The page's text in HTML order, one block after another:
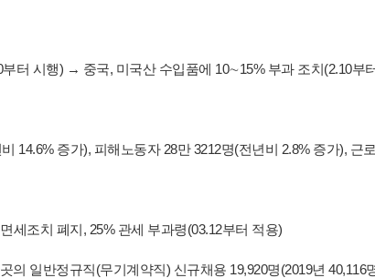
터 시행) → 중국, 미국산 수입품에 10∼15% 부과 조치(2.10부
14.6% 증가), 피해노동자 28만 3212명(전년비 2.8% 증가), 근
세조치 폐지, 25% 관세 부과령(03.12부터 적용)
일반정규직(무기계약직) 신규채용 19,920명(2019년 40,116